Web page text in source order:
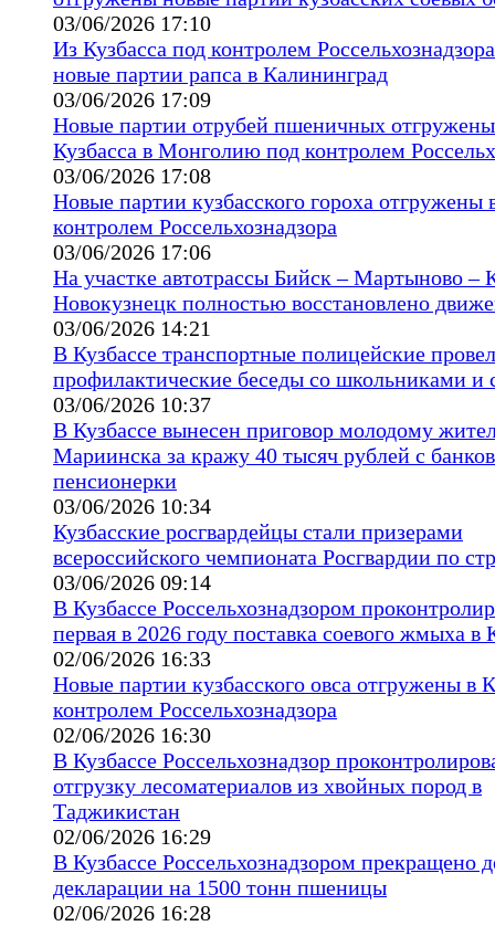
03/06/2026 17:10
Из Кузбасса под контролем
новые партии рапса в Калининград
03/06/2026 17:09
Новые партии отрубей пшеничных
Кузбасса в Монголию под контролем
03/06/2026 17:08
Новые партии кузбасского гороха отгружены
контролем Россельхознадзора
03/06/2026 17:06
На участке автотрассы Бийск – Мартыново –
Новокузнецк полностью восстановлено
03/06/2026 14:21
В Кузбассе транспортные полицейские
профилактические беседы со школьниками и
03/06/2026 10:37
В Кузбассе вынесен приговор молодому
Мариинска за кражу 40 тысяч рублей с
пенсионерки
03/06/2026 10:34
Кузбасские росгвардейцы стали призерами
всероссийского чемпионата Росгвардии по
03/06/2026 09:14
В Кузбассе Россельхознадзором
первая в 2026 году поставка соевого жмыха в
02/06/2026 16:33
Новые партии кузбасского овса отгружены в
контролем Россельхознадзора
02/06/2026 16:30
В Кузбассе Россельхознадзор
отгрузку лесоматериалов из хвойных пород в
Таджикистан
02/06/2026 16:29
В Кузбассе Россельхознадзором прекращено
декларации на 1500 тонн пшеницы
02/06/2026 16:28